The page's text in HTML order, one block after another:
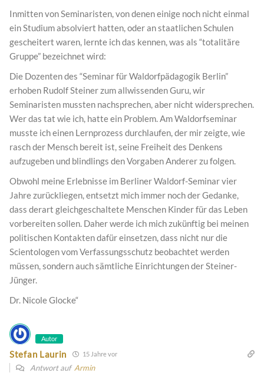
Inmitten von Seminaristen, von denen einige noch nicht einmal
ein Studium absolviert hatten, oder an staatlichen Schulen
gescheitert waren, lernte ich das kennen, was als “totalitäre
Gruppe” bezeichnet wird:
Die Dozenten des “Seminar für Waldorfpädagogik Berlin”
erhoben Rudolf Steiner zum allwissenden Guru, wir
Seminaristen mussten nachsprechen, aber nicht widersprechen.
Wer das tat wie ich, hatte ein Problem. Am Waldorfseminar
musste ich einen Lernprozess durchlaufen, der mir zeigte, wie
rasch der Mensch bereit ist, seine Freiheit des Denkens
aufzugeben und blindlings den Vorgaben Anderer zu folgen.
Obwohl meine Erlebnisse im Berliner Waldorf-Seminar vier
Jahre zurückliegen, entsetzt mich immer noch der Gedanke,
dass derart gleichgeschaltete Menschen Kinder für das Leben
vorbereiten sollen. Daher werde ich mich zukünftig bei meinen
politischen Kontakten dafür einsetzen, dass nicht nur die
Scientologen vom Verfassungsschutz beobachtet werden
müssen, sondern auch sämtliche Einrichtungen der Steiner-
Jünger.
Dr. Nicole Glocke“
Autor
Stefan Laurin 15 Jahre vor
Antwort auf Armin